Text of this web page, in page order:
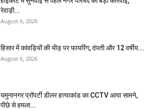
रेवाड़ी...
August 6, 2026
हिसार में कांवड़ियों की भीड़ पर फायरिंग, दंपती और 12 वर्षीय...
August 6, 2026
यमुनानगर प्रॉपर्टी डीलर हत्याकांड का CCTV आया सामने,
पीछे से हमला...